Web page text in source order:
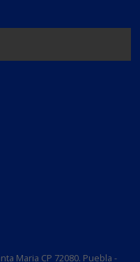
Maria CP 72080. Puebla -